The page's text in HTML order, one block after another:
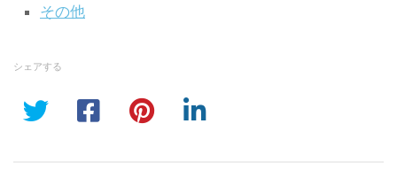
その他
シェアする